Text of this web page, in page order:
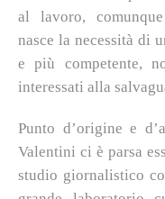
al lavoro,
nasce la necessità di
e più competente,
interessati alla
Punto d’origine e
Valentini ci è parsa
studio giornalistico